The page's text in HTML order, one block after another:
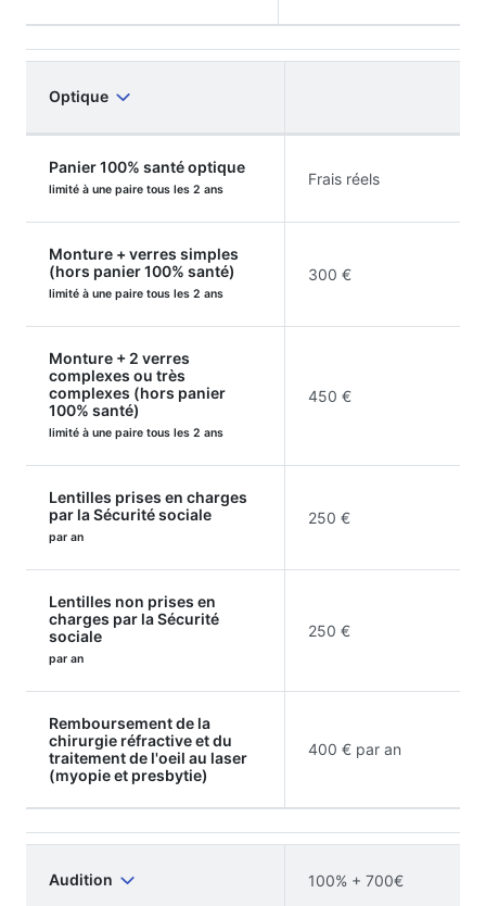
Optique
Panier 100% santé optique
limité à une paire tous les 2 ans
Frais réels
Monture + verres simples
(hors panier 100% santé)
limité à une paire tous les 2 ans
300 €
Monture + 2 verres
complexes ou très
complexes (hors panier
100% santé)
limité à une paire tous les 2 ans
450 €
Lentilles prises en charges
par la Sécurité sociale
par an
250 €
Lentilles non prises en
charges par la Sécurité
sociale
par an
250 €
Remboursement de la
chirurgie réfractive et du
traitement de l'oeil au laser
(myopie et presbytie)
400 € par an
Audition 100% + 700€